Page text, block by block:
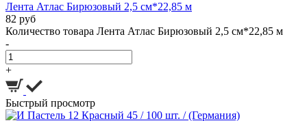
Лента Атлас Бирюзовый 2,5 см*22,85 м
82 руб
Количество товара Лента Атлас Бирюзовый 2,5 см*22,85 м
-
+
Быстрый просмотр